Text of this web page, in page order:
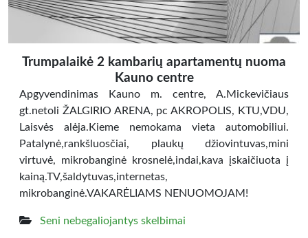
Trumpalaikė 2 kambarių apartamentų nuoma
Kauno centre
Apgyvendinimas Kauno m. centre, A.Mickevičiaus
gt.netoli ŽALGIRIO ARENA, pc AKROPOLIS, KTU,VDU,
Laisvės alėja.Kieme nemokama vieta automobiliui.
Patalynė,rankšluosčiai, plaukų džiovintuvas,mini
virtuvė, mikrobanginė krosnelė,indai,kava įskaičiuota į
kainą.TV,šaldytuvas,internetas,
mikrobanginė.VAKARĖLIAMS NENUOMOJAM!
Seni nebegaliojantys skelbimai